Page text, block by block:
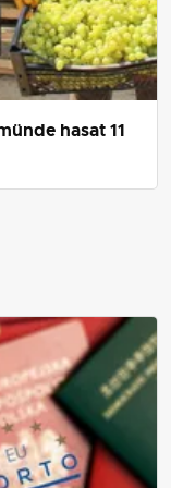
hasat 11